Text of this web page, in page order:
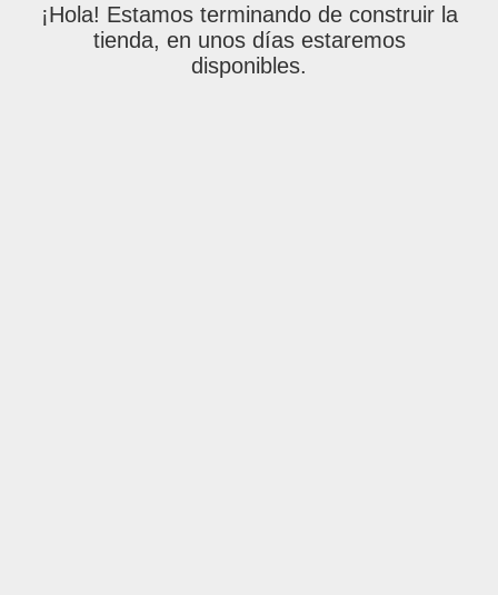
¡Hola! Estamos terminando de construir la
tienda, en unos días estaremos
disponibles.